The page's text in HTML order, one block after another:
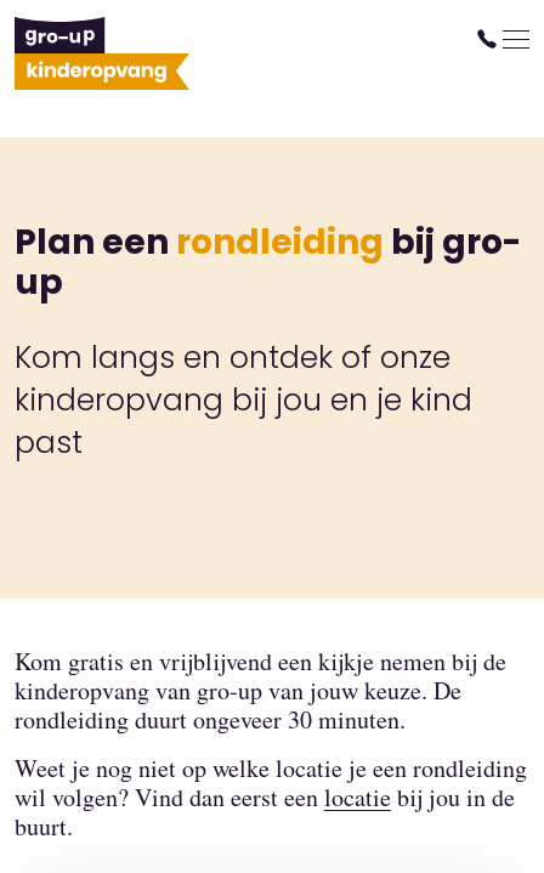
Plan een rondleiding bij gro-
up
Kom langs en ontdek of onze
kinderopvang bij jou en je kind
past
Kom gratis en vrijblijvend een kijkje nemen bij de
kinderopvang van gro-up van jouw keuze. De
rondleiding duurt ongeveer 30 minuten.
Weet je nog niet op welke locatie je een rondleiding
wil volgen? Vind dan eerst eenlocatiebij jou in de
buurt.